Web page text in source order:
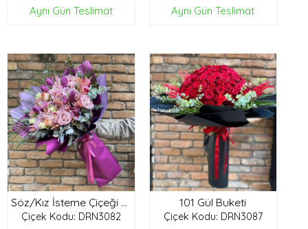
Aynı Gün Teslimat Aynı Gün Teslimat
Söz/Kız İsteme Çiçeği Buketi
Çiçek Kodu: DRN3082
101 Gül Buketi
Çiçek Kodu: DRN3087